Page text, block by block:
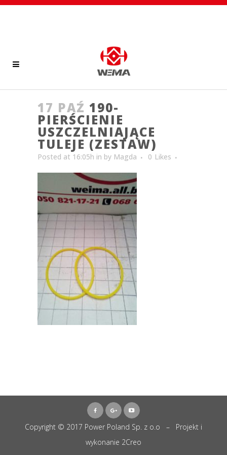
17 PAŹ 190-
PIERŚCIENIE
USZCZELNIAJĄCE
TULEJE (ZESTAW)
Posted at 16:05h in by Magda 0 Likes
Copyright © 2017 Power Poland Sp. z o.o – Projekt i
wykonanie 2Creo